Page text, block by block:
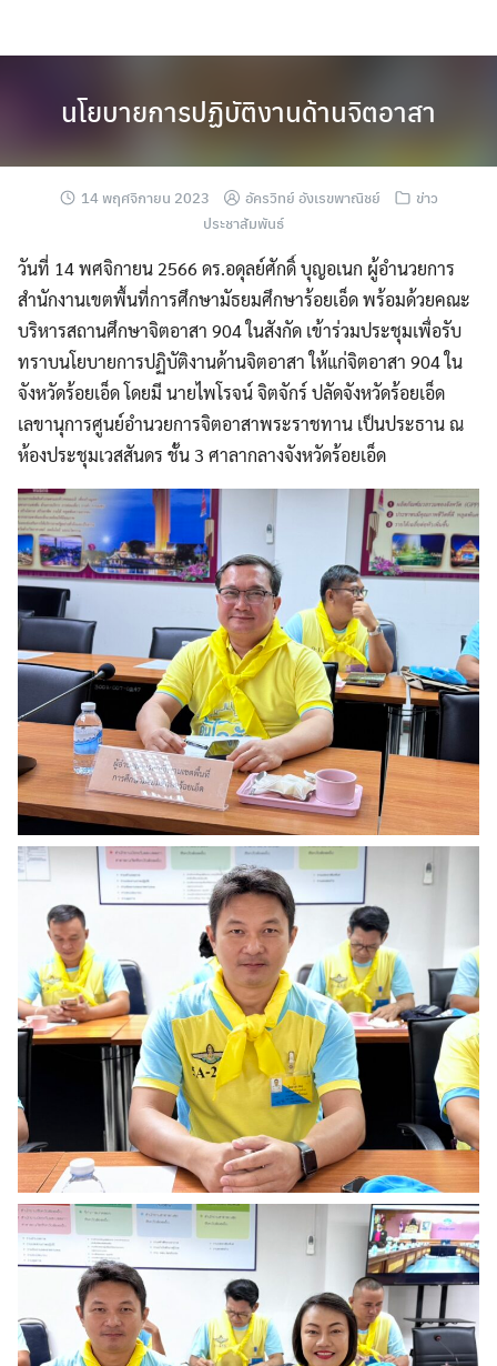
นโยบายการปฏิบัติงานด้านจิตอาสา
14 พฤศจิกายน 2023 อัครวิทย์ อังเรขพาณิชย์
ข่าว
ประชาสัมพันธ์
วันที่ 14 พศจิกายน 2566 ดร.อดุลย์ศักดิ์ บุญอเนก ผู้อำนวยการ
สำนักงานเขตพื้นที่การศึกษามัธยมศึกษาร้อยเอ็ด พร้อมด้วยคณะ
บริหารสถานศึกษาจิตอาสา 904 ในสังกัด เข้าร่วมประชุมเพื่อรับ
ทราบนโยบายการปฏิบัติงานด้านจิตอาสา ให้แก่จิตอาสา 904 ใน
จังหวัดร้อยเอ็ด โดยมี นายไพโรจน์ จิตจักร์ ปลัดจังหวัดร้อยเอ็ด
เลขานุการศูนย์อำนวยการจิตอาสาพระราชทาน เป็นประธาน ณ
ห้องประชุมเวสสันดร ชั้น 3 ศาลากลางจังหวัดร้อยเอ็ด